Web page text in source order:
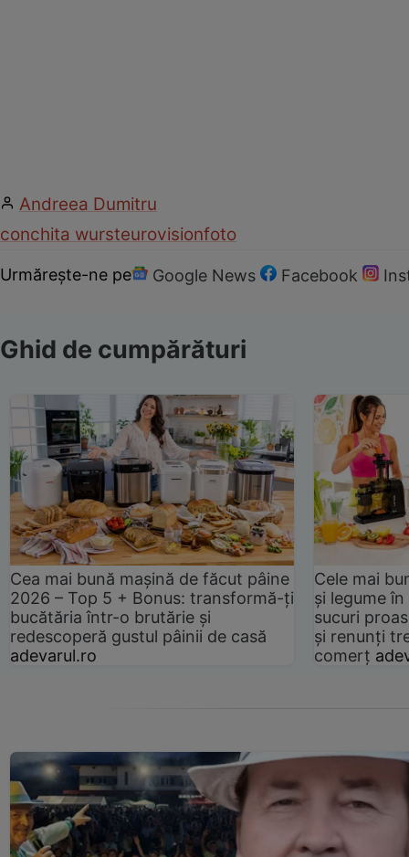
Andreea Dumitru
conchita wursteurovisionfoto
Urmărește-ne pe Google News Facebook
Ghid de cumpărături
Cea mai bună mașină de făcut pâine
2026 – Top 5 + Bonus: transformă-ți
bucătăria într-o brutărie și
redescoperă gustul pâinii de casă
adevarul.ro
Cele mai
și legume
sucuri
și renunți
comerț